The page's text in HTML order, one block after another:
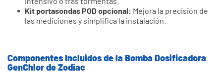
Kit portasondas POD opcional: Mejora la precisión de
las mediciones y simplifica la instalación.
Componentes Incluidos de la Bomba Dosificadora
GenChlor de Zodiac